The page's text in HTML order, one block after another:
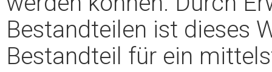
Bestandteilen ist dieses
Bestandteil für ein